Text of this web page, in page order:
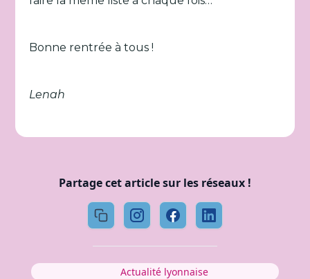
Bonne rentrée à tous !
Lenah
Partage cet article sur les réseaux !
Actualité lyonnaise